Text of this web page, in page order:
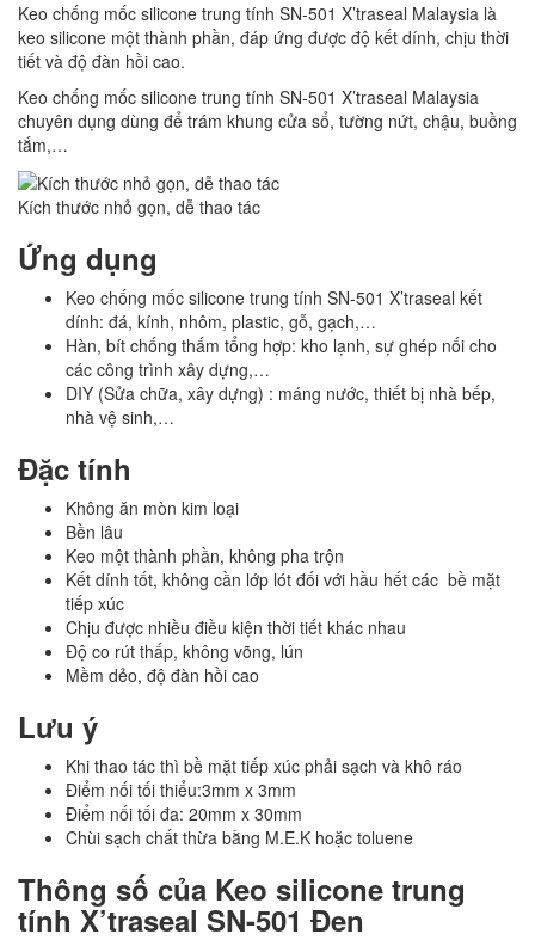
Keo chống mốc silicone trung tính SN-501 X’traseal Malaysia là
keo silicone một thành phần, đáp ứng được độ kết dính, chịu thời
tiết và độ đàn hồi cao.
Keo chống mốc silicone trung tính SN-501 X’traseal Malaysia
chuyên dụng dùng để trám khung cửa sổ, tường nứt, chậu, buồng
tắm,…
Kích thước nhỏ gọn, dễ thao tác
Ứng dụng
Keo chống mốc silicone trung tính SN-501 X’traseal kết
dính: đá, kính, nhôm, plastic, gỗ, gạch,…
Hàn, bít chống thấm tổng hợp: kho lạnh, sự ghép nối cho
các công trình xây dựng,…
DIY (Sửa chữa, xây dựng) : máng nước, thiết bị nhà bếp,
nhà vệ sinh,…
Đặc tính
Không ăn mòn kim loại
Bền lâu
Keo một thành phần, không pha trộn
Kết dính tốt, không cần lớp lót đối với hầu hết các bề mặt
tiếp xúc
Chịu được nhiều điều kiện thời tiết khác nhau
Độ co rút thấp, không võng, lún
Mềm dẻo, độ đàn hồi cao
Lưu ý
Khi thao tác thì bề mặt tiếp xúc phải sạch và khô ráo
Điểm nối tối thiểu:3mm x 3mm
Điểm nối tối đa: 20mm x 30mm
Chùi sạch chất thừa bằng M.E.K hoặc toluene
Thông số của Keo silicone trung
tính X’traseal SN-501 Đen